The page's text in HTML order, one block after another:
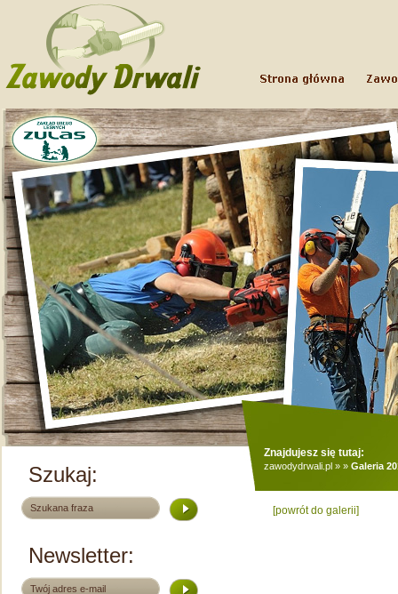
Szukaj:
Newsletter:
Znajdujesz się tutaj:
zawodydrwali.pl » » Galeria
[powrót do galerii]